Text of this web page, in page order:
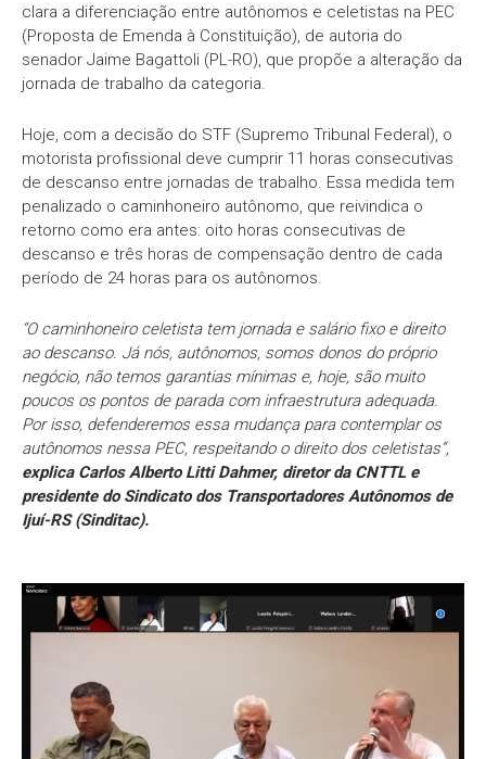
clara a diferenciação entre autônomos e celetistas na PEC
(Proposta de Emenda à Constituição), de autoria do
senador Jaime Bagattoli (PL-RO), que propõe a alteração da
jornada de trabalho da categoria.
Hoje, com a decisão do STF (Supremo Tribunal Federal), o
motorista profissional deve cumprir 11 horas consecutivas
de descanso entre jornadas de trabalho. Essa medida tem
penalizado o caminhoneiro autônomo, que reivindica o
retorno como era antes: oito horas consecutivas de
descanso e três horas de compensação dentro de cada
período de 24 horas para os autônomos.
“O caminhoneiro celetista tem jornada e salário fixo e direito
ao descanso. Já nós, autônomos, somos donos do próprio
negócio, não temos garantias mínimas e, hoje, são muito
poucos os pontos de parada com infraestrutura adequada.
Por isso, defenderemos essa mudança para contemplar os
autônomos nessa PEC, respeitando o direito dos celetistas”,
explica Carlos Alberto Litti Dahmer, diretor da CNTTL e
presidente do Sindicato dos Transportadores Autônomos de
Ijuí-RS (Sinditac).